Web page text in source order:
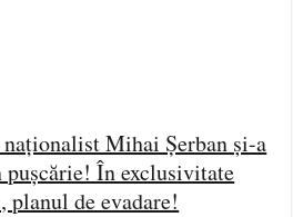
Mihai Șerban și-a
pușcărie! În exclusivitate
de evadare!